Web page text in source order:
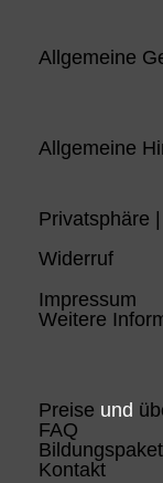
Allgemeine
Allgemeine
Privatsphäre
Widerruf
Impressum
Weitere
Preise und
FAQ
Bildungspaket
Kontakt